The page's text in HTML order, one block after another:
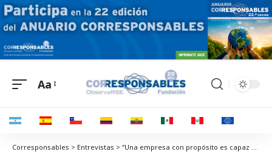
Aa
Corresponsables > Entrevistas > “Una empresa con propósito es capaz de seguir manteniendo los resultados financieros”